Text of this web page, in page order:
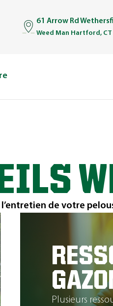
61 Arrow Rd
Weed Man Hartford, CT
l’entretien de votre
Plusieurs